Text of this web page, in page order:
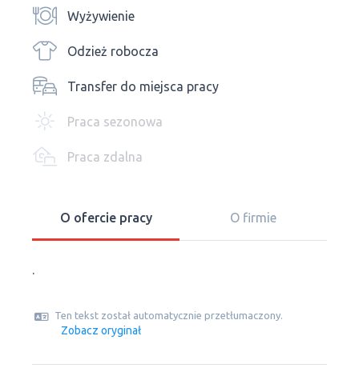
Wyżywienie
Odzież robocza
Transfer do miejsca pracy
Praca sezonowa
Praca zdalna
O ofercie pracy O firmie
.
Ten tekst został automatycznie przetłumaczony.
Zobacz oryginał